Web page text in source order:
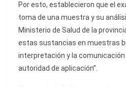
Por esto, establecieron que el
toma de una muestra y su
Ministerio de Salud de la
estas sustancias en muestras
interpretación y la
autoridad de aplicación”.